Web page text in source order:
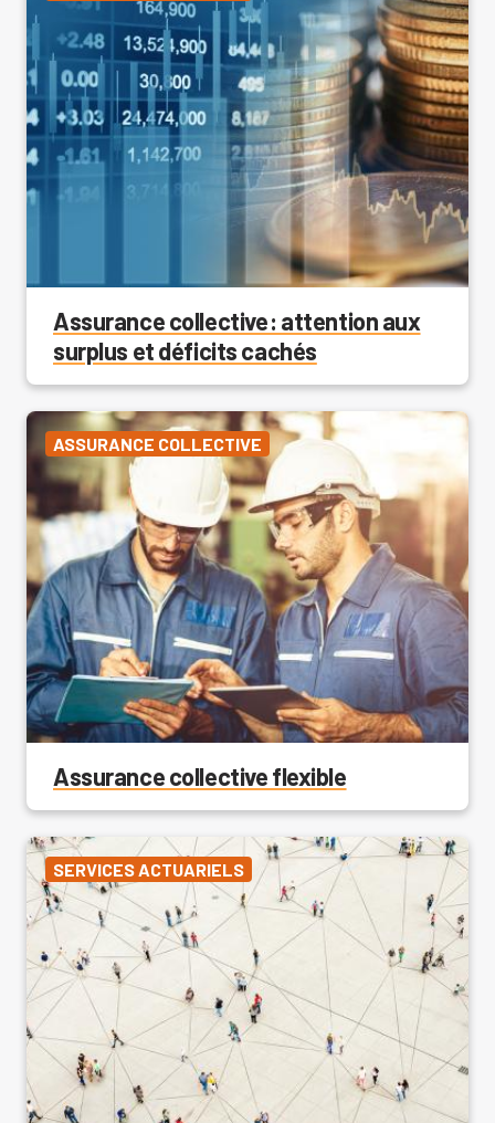
Assurance collective : attention aux
surplus et déficits cachés
ASSURANCE COLLECTIVE
Assurance collective flexible
SERVICES ACTUARIELS